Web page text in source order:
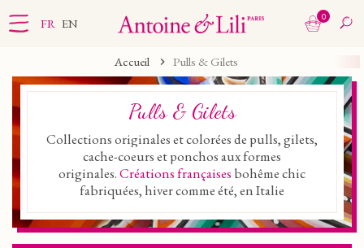
FR EN 0
Accueil Pulls & Gilets
Pulls & Gilets
Collections originales et colorées de pulls, gilets,
cache-coeurs et ponchos aux formes
originales.Créations françaises bohême chic
fabriquées, hiver comme été, en Italie